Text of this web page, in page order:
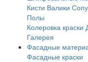
Кисти Валики
Полы
Колеровка краски
Галерея
Фасадные
Фасадные краски